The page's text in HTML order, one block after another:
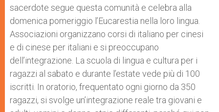
sacerdote segue questa comunità e celebra alla
domenica pomeriggio l’Eucarestia nella loro lingua.
Associazioni organizzano corsi di italiano per cinesi
e di cinese per italiani e si preoccupano
dell’integrazione. La scuola di lingua e cultura per i
ragazzi al sabato e durante l’estate vede più di 100
iscritti. In oratorio, frequentato ogni giorno da 350
ragazzi, si svolge un’integrazione reale tra giovani e